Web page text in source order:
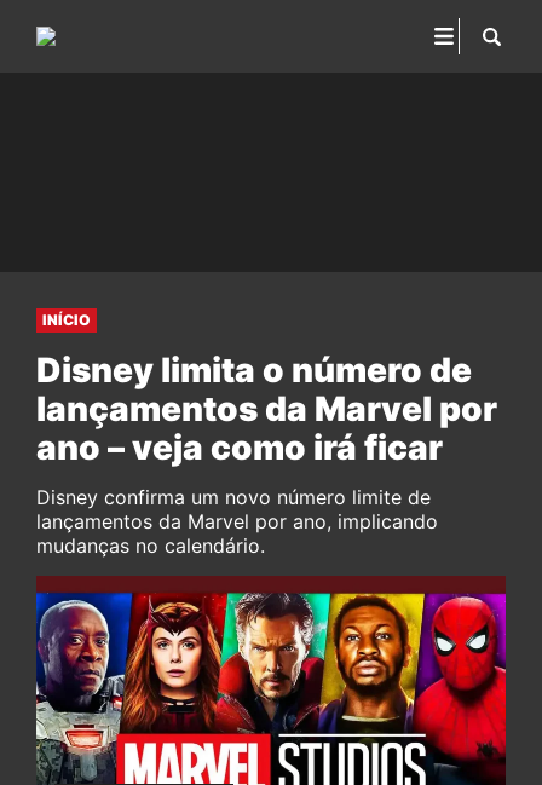
INÍCIO
Disney limita o número de
lançamentos da Marvel por
ano – veja como irá ficar
Disney confirma um novo número limite de
lançamentos da Marvel por ano, implicando
mudanças no calendário.